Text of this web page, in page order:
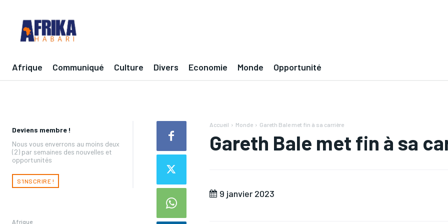
Afrique Communiqué Culture Divers Economie Monde Opportunité
Deviens membre !
Nous vous enverrons au moins deux
(2) par semaines des nouvelles et
opportunités
S'INSCRIRE !
Afrique
Accueil Monde Gareth Bale met fin à sa carrière
Gareth Bale met fin à sa
9 janvier 2023